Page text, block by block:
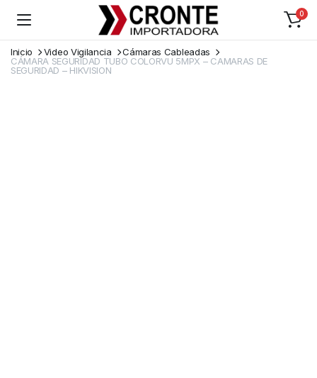
0
Inicio Video Vigilancia
Cámaras Cableadas
CÁMARA SEGURIDAD TUBO COLORVU 5MPX – CAMARAS DE
SEGURIDAD – HIKVISION